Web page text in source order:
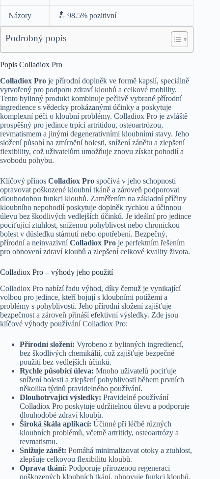
Názory 🔝 98.5% pozitivní
Podrobný popis
Popis Colladiox Pro
Colladiox Pro je přírodní doplněk ve formě kapslí, speciálně
vytvořený pro podporu zdraví kloubů a celkové mobility.
Tento bylinný produkt kombinuje pečlivě vybrané přírodní
ingredience s vědecky prokázanými účinky a poskytuje
komplexní péči o kloubní problémy. Colladiox Pro je zvláště
prospěšný pro jedince trpící artritidou, osteoartrózou,
revmatismem a jinými degenerativními kloubními stavy. Jeho
složení působí na zmírnění bolesti, snížení zánětu a zlepšení
flexibility, což uživatelům umožňuje znovu získat pohodlí a
svobodu pohybu.
Klíčový přínos Colladiox Pro spočívá v jeho schopnosti
opravovat poškozené kloubní tkáně a zároveň podporovat
dlouhodobou funkci kloubů. Zaměřením na základní příčiny
kloubního nepohodlí poskytuje doplněk rychlou a účinnou
úlevu bez škodlivých vedlejších účinků. Je ideální pro jedince
pociťující ztuhlost, sníženou pohyblivost nebo chronickou
bolest v důsledku stárnutí nebo opotřebení. Bezpečný,
přírodní a neinvazivníColladiox Pro je perfektním řešením
pro obnovení zdraví kloubů a zlepšení celkové kvality života.
Colladiox Pro – výhody jeho použití
Colladiox Pro nabízí řadu výhod, díky čemuž je vynikající
volbou pro jedince, kteří bojují s kloubními potížemi a
problémy s pohyblivostí. Jeho přírodní složení zajišťuje
bezpečnost a zároveň přináší efektivní výsledky. Zde jsou
klíčové výhody používání Colladiox Pro:
Přírodní složení: Vyrobeno z bylinných ingrediencí,
bez škodlivých chemikálií, což zajišťuje bezpečné
použití bez vedlejších účinků.
Rychle působící úleva: Mnoho uživatelů pociťuje
snížení bolesti a zlepšení pohyblivosti během prvních
několika týdnů pravidelného používání.
Dlouhotrvající výsledky: Pravidelné používání
Colladiox Pro poskytuje udržitelnou úlevu a podporuje
dlouhodobé zdraví kloubů.
Široká škála aplikací: Účinné při léčbě různých
kloubních problémů, včetně artritidy, osteoartrózy a
revmatismu.
Snižuje zánět: Pomáhá minimalizovat otoky a ztuhlost,
zlepšuje celkovou flexibilitu kloubů.
Oprava tkání: Podporuje přirozenou regeneraci
poškozených kloubních tkání, obnovuje funkci kloubů.